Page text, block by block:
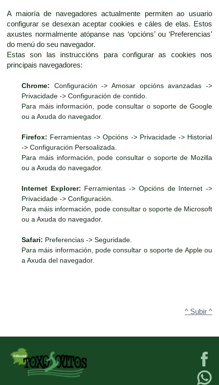
A maioría de navegadores actualmente permiten ao usuario
configurar se desexan aceptar cookies e cáles de elas. Estos
axustes normalmente atópanse nas ‘opcións’ ou ‘Preferencias’
do menú do seu navegador.
Estas son las instruccións para configurar as cookies nos
principais navegadores:
Chrome: Configuración -> Amosar opcións avanzadas ->
Privacidade -> Configuración de contido.
Para máis información, pode consultar o soporte de Google
ou a Axuda do navegador.
Firefox: Ferramientas -> Opcións -> Privacidade -> Historial
-> Configuración Persoalizada.
Para máis información, pode consultar o soporte de Mozilla
ou a Axuda do navegador.
Internet Explorer: Ferramientas -> Opcións de Internet ->
Privacidade -> Configuración.
Para máis información, pode consultar o soporte de Microsoft
ou a Axuda do navegador.
Safari: Preferencias -> Seguridade.
Para máis información, pode consultar o soporte de Apple ou
a Axuda del navegador.
^ Subir ^